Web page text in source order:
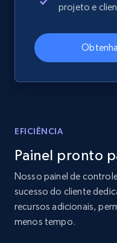
2.1K+
Home Depot US -
using specified
projeto e
EFICIÊNCIA
Painel pronto
Nosso painel de
sucesso do cliente
recursos adicionais,
menos tempo.